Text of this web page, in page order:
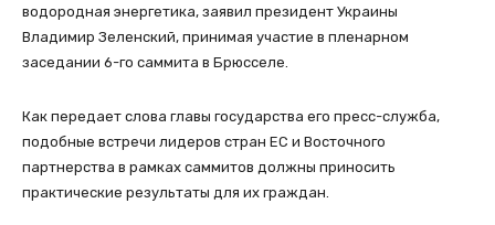
водородная энергетика, заявил президент Украины
Владимир Зеленский, принимая участие в пленарном
заседании 6-го саммита в Брюсселе.
Как передает слова главы государства его пресс-служба,
подобные встречи лидеров стран ЕС и Восточного
партнерства в рамках саммитов должны приносить
практические результаты для их граждан.